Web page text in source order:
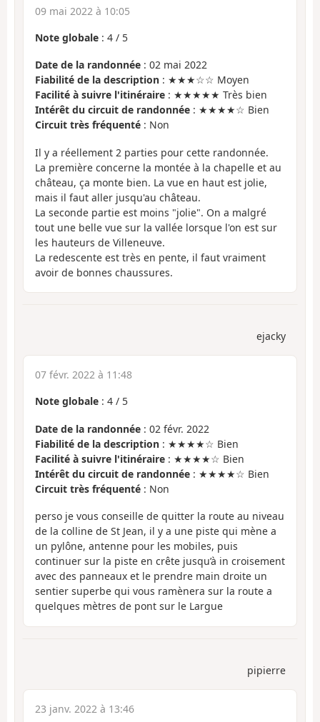
09 mai 2022 à 10:05
Note globale : 4 / 5
Date de la randonnée : 02 mai 2022
Fiabilité de la description : ★★★☆☆ Moyen
Facilité à suivre l'itinéraire : ★★★★★ Très bien
Intérêt du circuit de randonnée : ★★★★☆ Bien
Circuit très fréquenté : Non
Il y a réellement 2 parties pour cette randonnée.
La première concerne la montée à la chapelle et au
château, ça monte bien. La vue en haut est jolie,
mais il faut aller jusqu'au château.
La seconde partie est moins "jolie". On a malgré
tout une belle vue sur la vallée lorsque l'on est sur
les hauteurs de Villeneuve.
La redescente est très en pente, il faut vraiment
avoir de bonnes chaussures.
ejacky
07 févr. 2022 à 11:48
Note globale : 4 / 5
Date de la randonnée : 02 févr. 2022
Fiabilité de la description : ★★★★☆ Bien
Facilité à suivre l'itinéraire : ★★★★☆ Bien
Intérêt du circuit de randonnée : ★★★★☆ Bien
Circuit très fréquenté : Non
perso je vous conseille de quitter la route au niveau
de la colline de St Jean, il y a une piste qui mène a
un pylône, antenne pour les mobiles, puis
continuer sur la piste en crête jusqu’à in croisement
avec des panneaux et le prendre main droite un
sentier superbe qui vous ramènera sur la route a
quelques mètres de pont sur le Largue
pipierre
23 janv. 2022 à 13:46